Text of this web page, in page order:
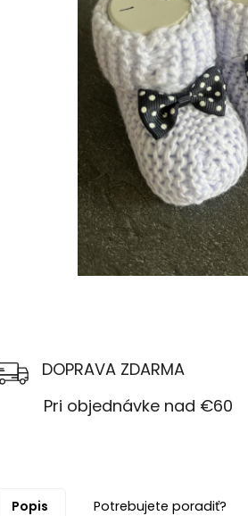
DOPRAVA ZDARMA
Pri objednávke nad €60
Popis Potrebujete poradiť?